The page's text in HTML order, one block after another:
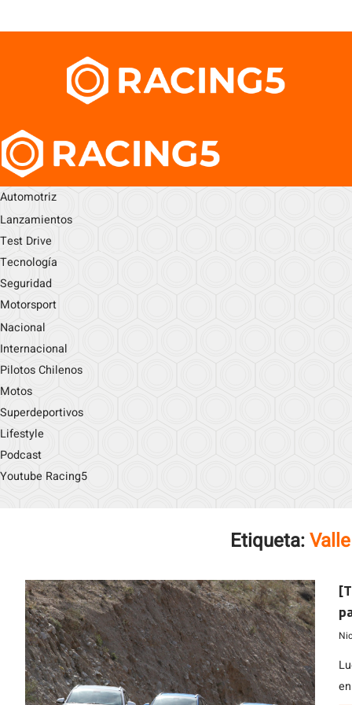
Automotriz
Lanzamientos
Test Drive
Tecnología
Seguridad
Motorsport
Nacional
Internacional
Pilotos Chilenos
Motos
Superdeportivos
Lifestyle
Podcast
Youtube Racing5
Etiqueta: